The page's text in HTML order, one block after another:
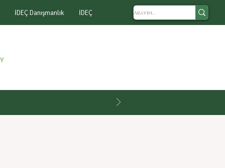
İDEÇ Danışmanlık İDEÇ